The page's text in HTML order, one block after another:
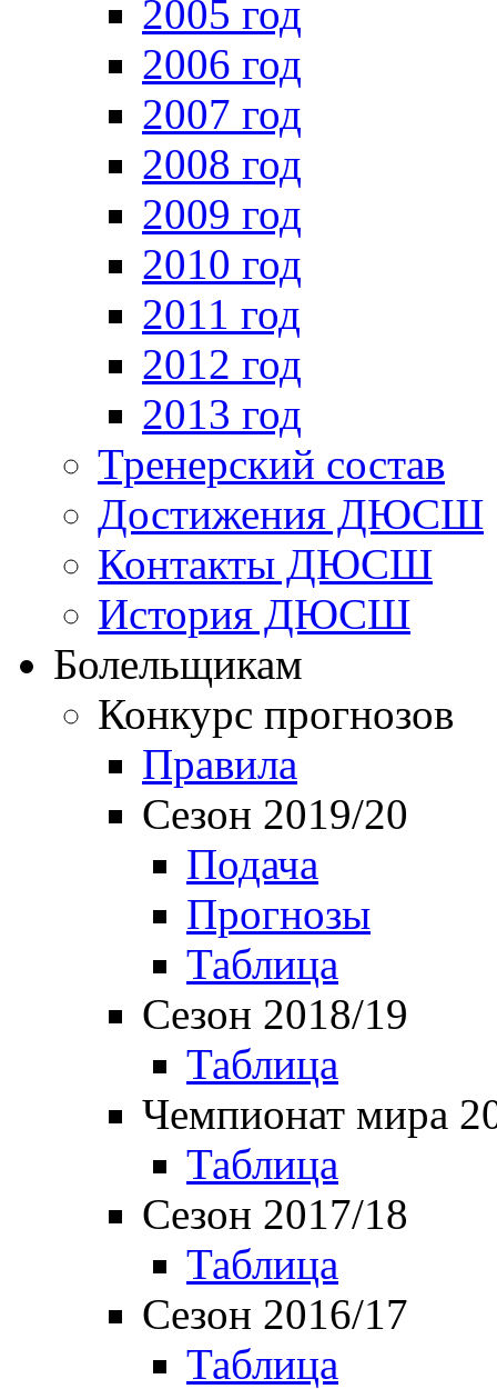
2005 год
2006 год
2007 год
2008 год
2009 год
2010 год
2011 год
2012 год
2013 год
Тренерский состав
Достижения ДЮСШ
Контакты ДЮСШ
История ДЮСШ
Болельщикам
Конкурс прогнозов
Правила
Сезон 2019/20
Подача
Прогнозы
Таблица
Сезон 2018/19
Таблица
Чемпионат мира
Таблица
Сезон 2017/18
Таблица
Сезон 2016/17
Таблица